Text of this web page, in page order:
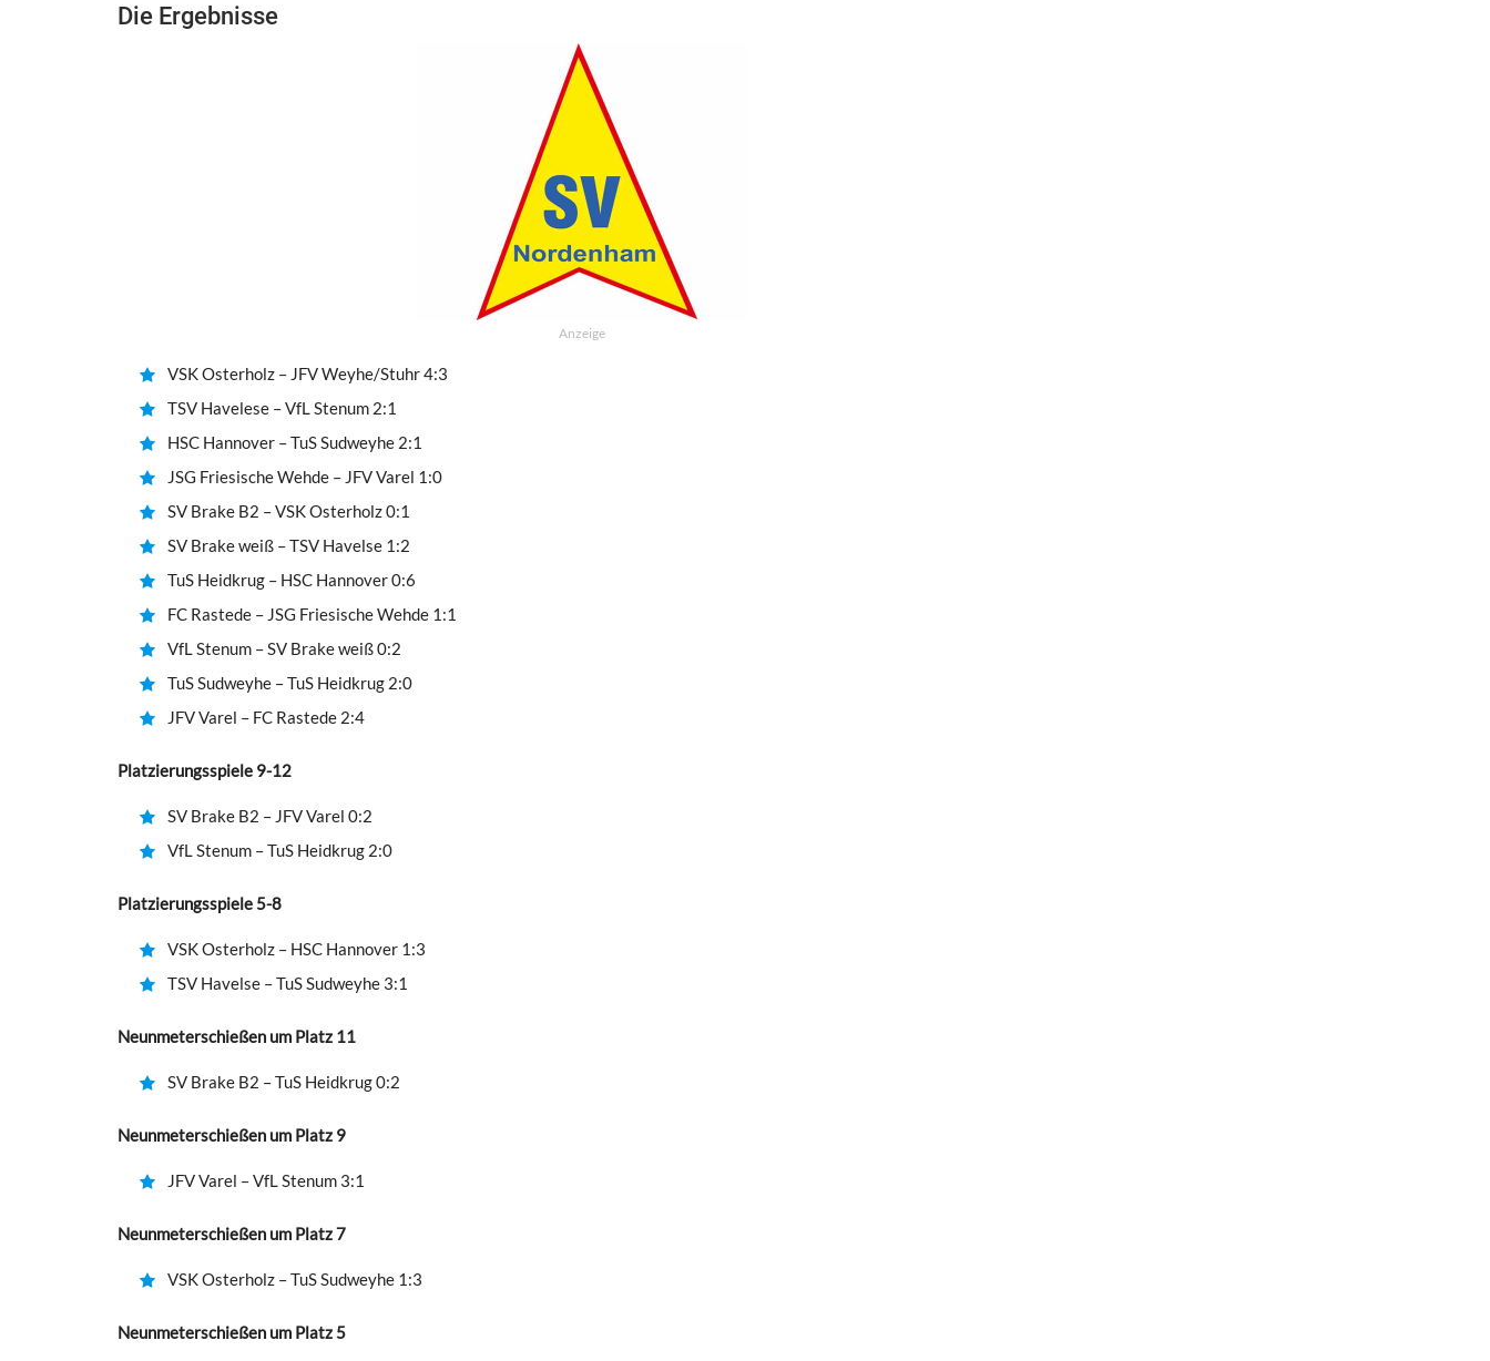
Die Ergebnisse
Anzeige
VSK Osterholz – JFV Weyhe/Stuhr 4:3
TSV Havelese – VfL Stenum 2:1
HSC Hannover – TuS Sudweyhe 2:1
JSG Friesische Wehde – JFV Varel 1:0
SV Brake B2 – VSK Osterholz 0:1
SV Brake weiß – TSV Havelse 1:2
TuS Heidkrug – HSC Hannover 0:6
FC Rastede – JSG Friesische Wehde 1:1
VfL Stenum – SV Brake weiß 0:2
TuS Sudweyhe – TuS Heidkrug 2:0
JFV Varel – FC Rastede 2:4
Platzierungsspiele 9-12
SV Brake B2 – JFV Varel 0:2
VfL Stenum – TuS Heidkrug 2:0
Platzierungsspiele 5-8
VSK Osterholz – HSC Hannover 1:3
TSV Havelse – TuS Sudweyhe 3:1
Neunmeterschießen um Platz 11
SV Brake B2 – TuS Heidkrug 0:2
Neunmeterschießen um Platz 9
JFV Varel – VfL Stenum 3:1
Neunmeterschießen um Platz 7
VSK Osterholz – TuS Sudweyhe 1:3
Neunmeterschießen um Platz 5